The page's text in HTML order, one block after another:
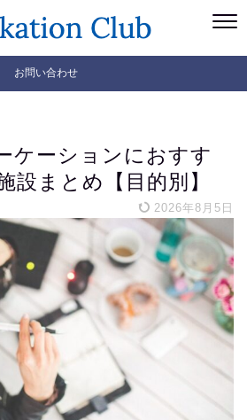
お問い合わせ
ケーションにおすす
設まとめ【目的別】
2026年8月5日